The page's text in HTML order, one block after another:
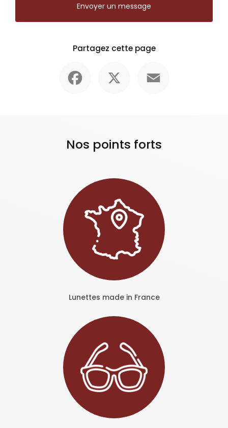
Envoyer un message
Partagez cette page
Nos points forts
Lunettes made in France